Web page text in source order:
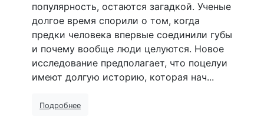
популярность, остаются загадкой. Ученые
долгое время спорили о том, когда
предки человека впервые соединили губы
и почему вообще люди целуются. Новое
исследование предполагает, что поцелуи
имеют долгую историю, которая нач...
Подробнее